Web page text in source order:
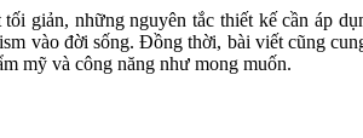
giản, những nguyên tắc thiết kế cần áp
vào đời sống. Đồng thời, bài viết cũng
mỹ và công năng như mong muốn.